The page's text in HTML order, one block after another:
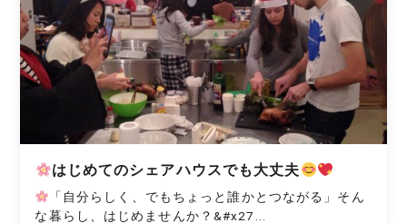
はじめてのシェアハウスでも大丈夫
「自分らしく、でもちょっと誰かとつながる」そん
な暮らし、はじめませんか？&#x27...